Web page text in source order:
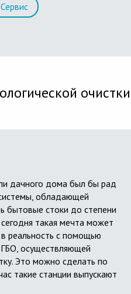
очистки
дачного дома был бы рад
обладающей
бытовые стоки до степени
такая мечта может
реальность с помощью
ГБО, осуществляющей
Это можно сделать по
такие станции выпускают